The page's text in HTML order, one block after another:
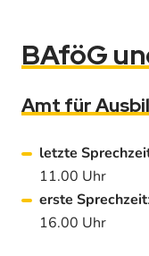
BAföG
Amt für
letzte
11.00 Uhr
erste Sprechzeit
16.00 Uhr